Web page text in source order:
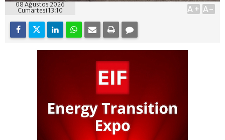
08 Ağustos 2026
Cumartesi 13:10
A+ A-